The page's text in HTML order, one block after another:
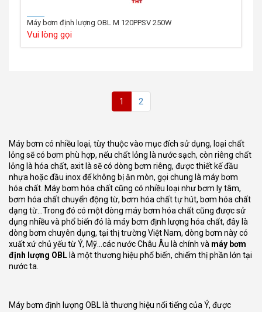
Máy bơm định lượng OBL M 120PPSV 250W
Vui lòng gọi
1 2
Máy bơm có nhiều loại, tùy thuộc vào mục đích sử dụng, loại chất
lỏng sẽ có bơm phù hợp, nếu chất lỏng là nước sạch, còn riêng chất
lỏng là hóa chất, axit là sẽ có dòng bơm riêng, được thiết kế đầu
nhựa hoặc đầu inox để không bị ăn mòn, gọi chung là máy bơm
hóa chất. Máy bơm hóa chất cũng có nhiều loại như bơm ly tâm,
bơm hóa chất chuyển động từ, bơm hóa chất tự hút, bơm hóa chất
dạng từ…Trong đó có một dòng máy bơm hóa chất cũng được sử
dụng nhiều và phổ biến đó là máy bơm định lượng hóa chất, đây là
dòng bơm chuyên dụng, tại thị trường Việt Nam, dòng bơm này có
xuất xứ chủ yếu từ Ý, Mỹ…các nước Châu Âu là chính và máy bơm
định lượng OBL là một thương hiệu phổ biến, chiếm thị phần lớn tại
nước ta.
Máy bơm định lượng OBL là thương hiệu nổi tiếng của Ý, được